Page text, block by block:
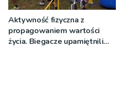
Aktywność fizyczna z
propagowaniem wartości
życia. Biegacze upamiętnili